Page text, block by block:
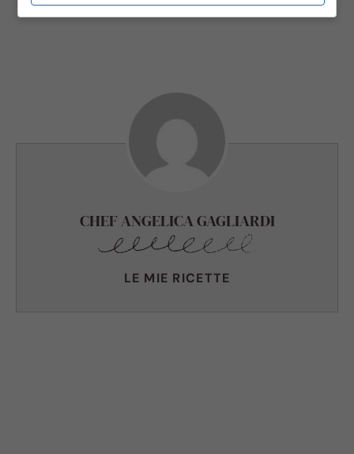
CHEF ANGELICA GAGLIARDI
LE MIE RICETTE